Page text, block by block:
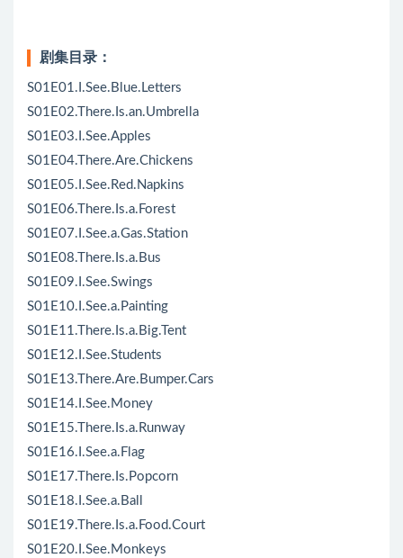
剧集目录：
S01E01.I.See.Blue.Letters
S01E02.There.Is.an.Umbrella
S01E03.I.See.Apples
S01E04.There.Are.Chickens
S01E05.I.See.Red.Napkins
S01E06.There.Is.a.Forest
S01E07.I.See.a.Gas.Station
S01E08.There.Is.a.Bus
S01E09.I.See.Swings
S01E10.I.See.a.Painting
S01E11.There.Is.a.Big.Tent
S01E12.I.See.Students
S01E13.There.Are.Bumper.Cars
S01E14.I.See.Money
S01E15.There.Is.a.Runway
S01E16.I.See.a.Flag
S01E17.There.Is.Popcorn
S01E18.I.See.a.Ball
S01E19.There.Is.a.Food.Court
S01E20.I.See.Monkeys